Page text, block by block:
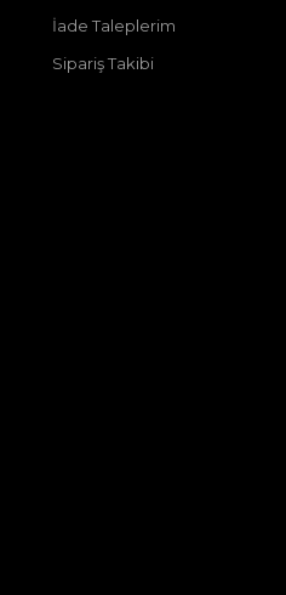
İade Taleplerim
Sipariş Takibi